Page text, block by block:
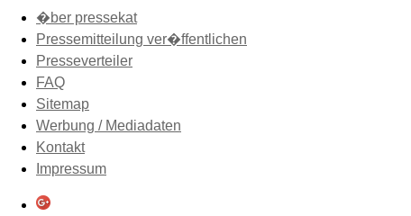
�ber pressekat
Pressemitteilung ver�ffentlichen
Presseverteiler
FAQ
Sitemap
Werbung / Mediadaten
Kontakt
Impressum